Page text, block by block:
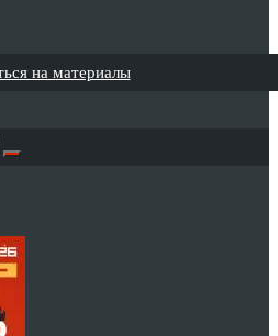
на материалы